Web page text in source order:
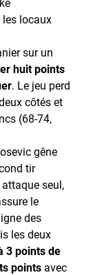
les locaux
sur un
huit points
. Le jeu perd
côtés et
(68-74,
gêne
tir
seul,
le
des
les deux
3 points de
points avec